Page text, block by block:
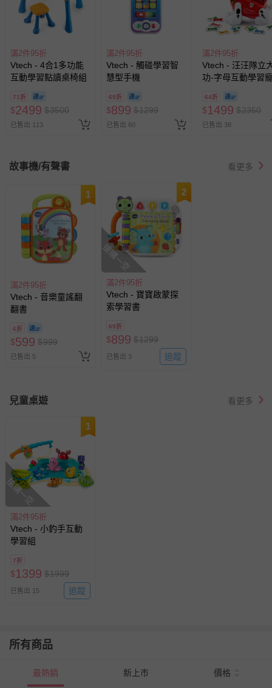
滿2件95折
Vtech - 4合1多功能
互動學習點讀桌椅組
71折
$2499 $3500
已售出 113
滿2件95折
Vtech - 觸碰學習智
慧型手機
69折
$899 $1299
已售出 60
滿2件95折
Vtech - 汪汪隊立
功-字母互動學習
64折
$1499 $2350
已售出 38
故事機/有聲書 看更多
1
滿2件95折
Vtech - 音樂童謠翻
翻書
6折
$599 $999
已售出 5
2
搶購一空
滿2件95折
Vtech - 寶寶啟蒙探
索學習書
69折
$899 $1299
已售出 3 追蹤
兒童桌遊 看更多
1
搶購一空
滿2件95折
Vtech - 小釣手互動
學習組
7折
$1399 $1999
已售出 15 追蹤
所有商品
最熱銷 新上市 價格